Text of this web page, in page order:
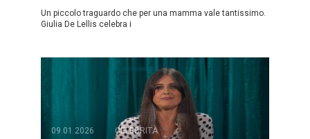
Un piccolo traguardo che per una mamma vale tantissimo.
Giulia De Lellis celebra i
09.01.2026
CELEBRITÀ